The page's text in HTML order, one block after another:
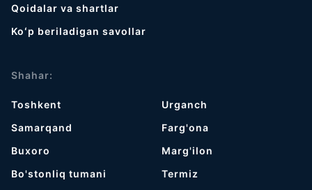
Qoidalar va shartlar
Koʻp beriladigan savollar
Shahar:
Toshkent
Samarqand
Buxoro
Bo'stonliq tumani
Urganch
Farg'ona
Marg'ilon
Termiz